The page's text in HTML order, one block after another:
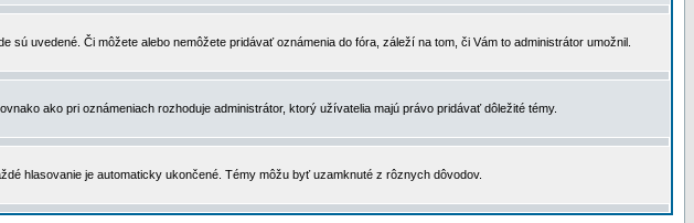
uvedené. Či môžete alebo nemôžete pridávať oznámenia do fóra, záleží na tom, či Vám to administrátor umožnil.
ako pri oznámeniach rozhoduje administrátor, ktorý užívatelia majú právo pridávať dôležité témy.
hlasovanie je automaticky ukončené. Témy môžu byť uzamknuté z rôznych dôvodov.